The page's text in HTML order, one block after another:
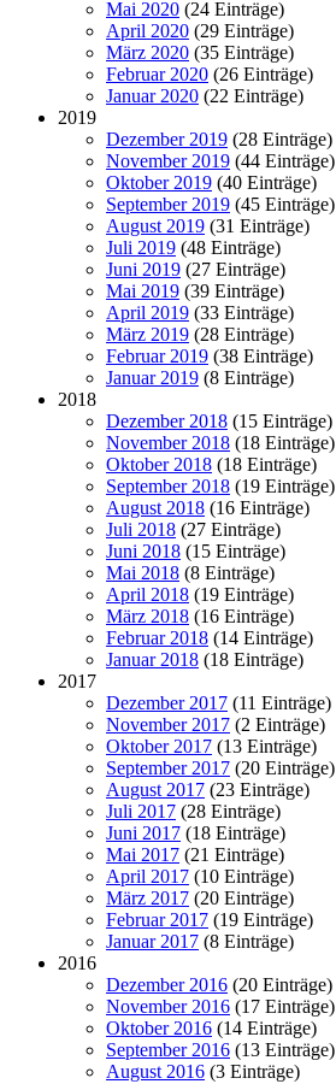
Mai 2020 (24 Einträge)
April 2020 (29 Einträge)
März 2020 (35 Einträge)
Februar 2020 (26 Einträge)
Januar 2020 (22 Einträge)
2019
Dezember 2019 (28 Einträge)
November 2019 (44 Einträge)
Oktober 2019 (40 Einträge)
September 2019 (45 Einträge)
August 2019 (31 Einträge)
Juli 2019 (48 Einträge)
Juni 2019 (27 Einträge)
Mai 2019 (39 Einträge)
April 2019 (33 Einträge)
März 2019 (28 Einträge)
Februar 2019 (38 Einträge)
Januar 2019 (8 Einträge)
2018
Dezember 2018 (15 Einträge)
November 2018 (18 Einträge)
Oktober 2018 (18 Einträge)
September 2018 (19 Einträge)
August 2018 (16 Einträge)
Juli 2018 (27 Einträge)
Juni 2018 (15 Einträge)
Mai 2018 (8 Einträge)
April 2018 (19 Einträge)
März 2018 (16 Einträge)
Februar 2018 (14 Einträge)
Januar 2018 (18 Einträge)
2017
Dezember 2017 (11 Einträge)
November 2017 (2 Einträge)
Oktober 2017 (13 Einträge)
September 2017 (20 Einträge)
August 2017 (23 Einträge)
Juli 2017 (28 Einträge)
Juni 2017 (18 Einträge)
Mai 2017 (21 Einträge)
April 2017 (10 Einträge)
März 2017 (20 Einträge)
Februar 2017 (19 Einträge)
Januar 2017 (8 Einträge)
2016
Dezember 2016 (20 Einträge)
November 2016 (17 Einträge)
Oktober 2016 (14 Einträge)
September 2016 (13 Einträge)
August 2016 (3 Einträge)